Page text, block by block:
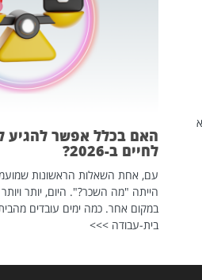
האם בכלל אפשר להגיע
לחיים ב-2026?
עם, אחת השאלות הראשונות
הייתה "מה השכר?". היום, יותר
במקום אחר. כמה ימים עובדים
בית-עבודה >>>